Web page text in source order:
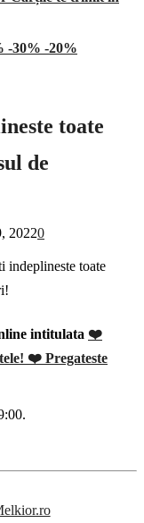
-30% -20%
toate
de
20220
intitulata ❤️
❤️ Pregateste